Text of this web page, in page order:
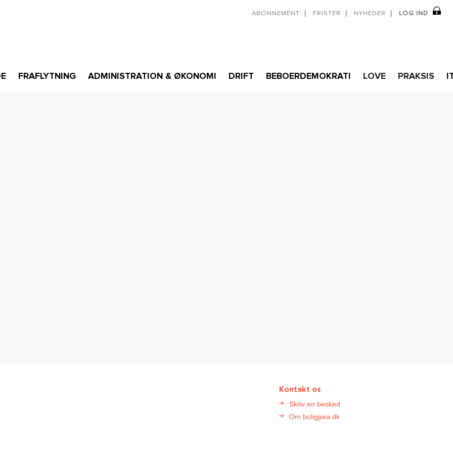
ABONNEMENT FRISTER NYHEDER LOG IND
FRAFLYTNING ADMINISTRATION & ØKONOMI DRIFT BEBOERDEMOKRATI LOVE PRAKSIS
Kontakt os
Skriv en besked
Om boligjura.dk